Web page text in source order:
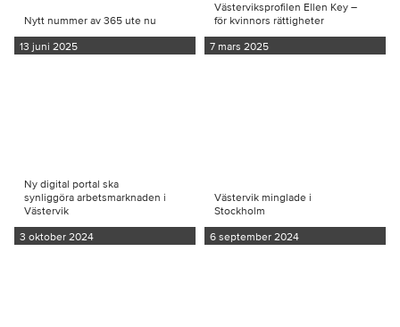
Nytt nummer av 365 ute nu
13 juni 2025
Västerviksprofilen Ellen Key –
för kvinnors rättigheter
7 mars 2025
Ny digital portal ska
synliggöra arbetsmarknaden i
Västervik
3 oktober 2024
Västervik minglade i
Stockholm
6 september 2024